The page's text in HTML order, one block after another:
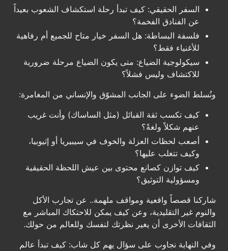
السفر الحقيقي: كيف تبدأ رحلة استكشاف الشعوب بعيداً
عن الفنادق الفخمة؟
فلسفة البساطة: هل السفر خيار متاح للجميع أم رفاهية
للأغنياء فقط؟
سيكولوجية الضياع: متى يكون الضياع مرحلة ضرورية
للاكتشاف وليس فشلاً؟
ونُسلط الضوء على الجانب المشوّق والإنساني من المغامرة:
كيف تكسب ثقة القبائل (مثل الساساك) وأنت غريب
عنهم شكلاً ولغةً؟
أصعب لحظات العزلة والخوف في سيبيريا أو إثيوبيا،
وكيف تتغلب عليها؟
كيف توازن كصانع محتوى بين عيش اللحظة الحقيقية
ومسؤولية التوثيق؟
شاركنا قصصاً واقعية ومواقف ملهمة.. عن تجارب الأكل
والنوم غير التقليدية، وعن كيف يمكن للاحتكاك المباشر مع
الثقافات الأخرى أن يغير نظرتك لنفسك وللعالم من حولك.
وفي النهاية نجاوب على سؤال يهم كل شاب: كيف تبدأ عالم